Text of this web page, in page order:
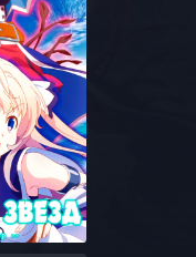
Восстановить пароль